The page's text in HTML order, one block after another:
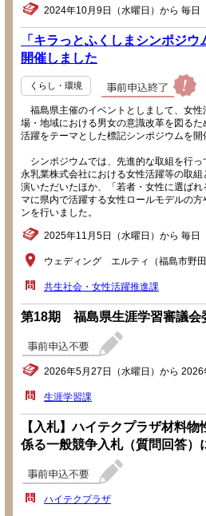
2024年10月9日（水曜日）から 毎日
「キラっとふくしまシンポジ
開催しました
くらし・環境
福島県主催のイベントとしまして、女性
場・地域における男女の意識改革を図る
活躍をテーマとした標記シンポジウムを開
シンポジウムでは、先進的な取組を行っ
永乳業株式会社における女性活躍等の取
演いただいたほか、「若者・女性に選ば
マに県内で活躍する女性ロールモデルの
ンを行いました。
2025年11月5日（水曜日）から 毎日
ウェディング エルティ（福島市野田
共生社会・女性活躍推進課
第18期 福島県生涯学習審議会
2026年5月27日（水曜日）から 2026
生涯学習課
【入札】ハイテクプラザ材料
係る一般競争入札（質問回答）
ハイテクプラザ